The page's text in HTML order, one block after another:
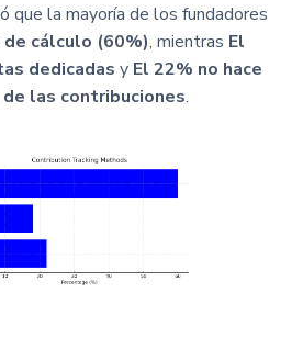
que la mayoría de los fundadores
cálculo (60%), mientras El
dedicadas y El 22% no hace
las contribuciones.